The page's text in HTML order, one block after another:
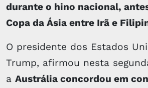
durante o hino nacional,
Copa da Ásia entre Irã e
O presidente dos Estados
Trump, afirmou nesta
a Austrália concordou em